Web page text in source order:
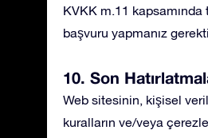
KVKK m.11 kapsamında
başvuru yapmanız
10. Son
Web sitesinin, kişisel
kuralların ve/veya